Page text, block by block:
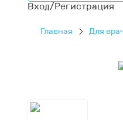
Вход/Регистрация
Главная Для